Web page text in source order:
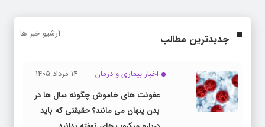
جدیدترین مطالب آرشیو خبر ها
اخبار بیماری و درمان
۱۴ مرداد ۱۴۰۵
عفونت های خاموش چگونه سال ها در
بدن پنهان می مانند؟ حقیقتی که باید